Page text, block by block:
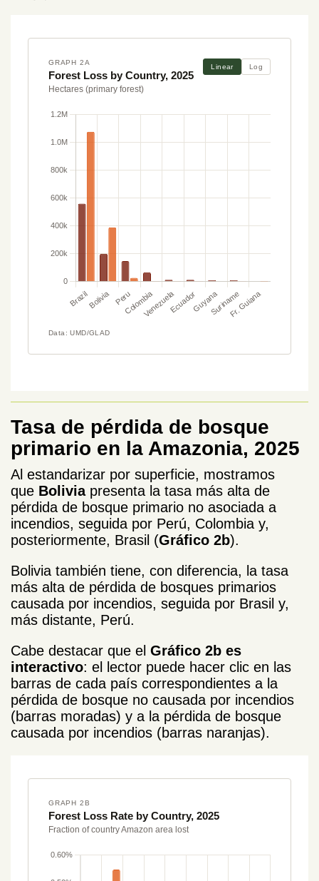
Tasa de pérdida de bosque
primario en la Amazonia, 2025
Al estandarizar por superficie, mostramos
que Boliviapresenta la tasa más alta de
pérdida de bosque primario no asociada a
incendios, seguida por Perú, Colombia y,
posteriormente, Brasil (Gráfico 2b).
Bolivia también tiene, con diferencia, la tasa
más alta de pérdida de bosques primarios
causada por incendios, seguida por Brasil y,
más distante, Perú.
Cabe destacar que el Gráfico 2b es
interactivo: el lector puede hacer clic en las
barras de cada país correspondientes a la
pérdida de bosque no causada por incendios
(barras moradas) y a la pérdida de bosque
causada por incendios (barras naranjas).